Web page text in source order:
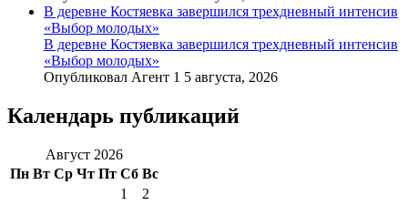
В деревне Костяевка завершился трехдневный интенсив
«Выбор молодых»
В деревне Костяевка завершился трехдневный интенсив
«Выбор молодых»
Опубликовал Агент 1 5 августа, 2026
Календарь публикаций
Август 2026
Пн Вт Ср Чт Пт Сб Вс
1
2